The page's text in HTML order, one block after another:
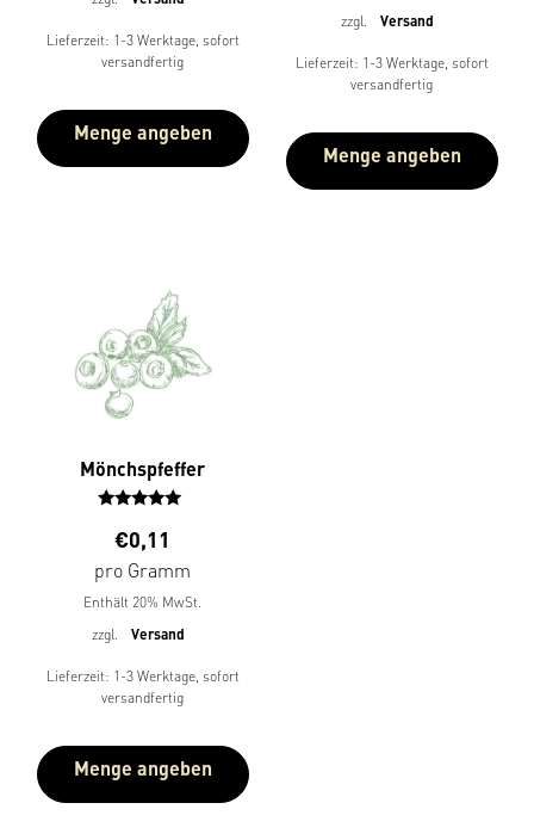
Lieferzeit: 1-3 Werktage, sofort
versandfertig
Menge angeben
zzgl. Versand
Lieferzeit: 1-3 Werktage, sofort
versandfertig
Menge angeben
Mönchspfeffer
Bewertet
mit
5.00
von 5
€0,11
pro Gramm
Enthält 20% MwSt.
zzgl.
Versand
Lieferzeit: 1-3 Werktage, sofort
versandfertig
Menge angeben